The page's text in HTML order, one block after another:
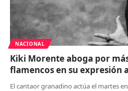
NACIONAL
Kiki Morente aboga por
flamencos en su expresión
El cantaor granadino actúa el martes